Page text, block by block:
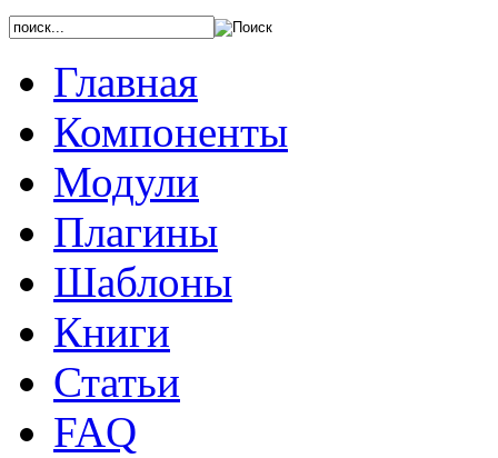
Главная
Компоненты
Модули
Плагины
Шаблоны
Книги
Статьи
FAQ